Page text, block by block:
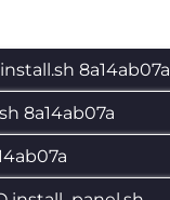
8a14ab07a
8a14ab07a